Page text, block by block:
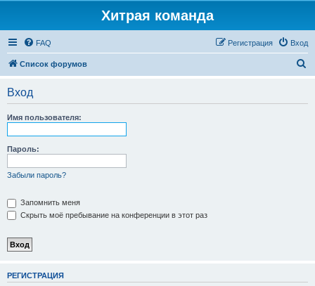
Хитрая команда
FAQ Вход
Регистрация
Список форумов
Вход
Имя пользователя:
Пароль:
Забыли пароль?
Запомнить меня
Скрыть моё пребывание на конференции в этот раз
РЕГИСТРАЦИЯ